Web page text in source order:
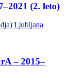
(2. leto)
Ljubljana
– 2015–